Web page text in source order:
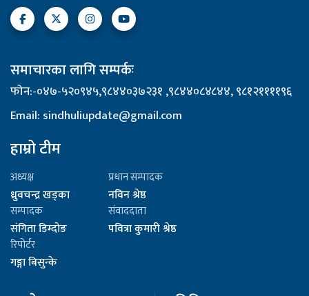
समाचारका लागि सम्पर्कः
फोन:-०४७-५२०९४५,९८४४०३७२३१ ,९८४४०८४८४४, ९८१२११११९६
Email: sindhuliupdate@gmail.com
हाम्रो टीम
अध्यक्ष
ध्रुवचन्द्र खड्का
प्रधान सम्पादक
नविन श्रेष्ठ
सम्पादक
संगिता डिम्दोङ
संवाददाता
पवित्रा कुमारी श्रेष्ठ
रिपोर्टर
गङ्गा बिसुन्के